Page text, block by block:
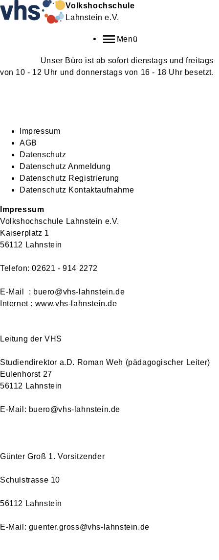
Volkshochschule
Lahnstein e.V.
Menü
Unser Büro ist ab sofort dienstags und freitags
von 10 - 12 Uhr und donnerstags von 16 - 18 Uhr besetzt.
Impressum
AGB
Datenschutz
Datenschutz Anmeldung
Datenschutz Registrierung
Datenschutz Kontaktaufnahme
Impressum
Volkshochschule Lahnstein e.V.
Kaiserplatz 1
56112 Lahnstein
Telefon: 02621 - 914 2272
E-Mail : buero@vhs-lahnstein.de
Internet : www.vhs-lahnstein.de
Leitung der VHS
Studiendirektor a.D. Roman Weh (pädagogischer Leiter)
Eulenhorst 27
56112 Lahnstein
E-Mail: buero@vhs-lahnstein.de
Günter Groß 1. Vorsitzender
Schulstrasse 10
56112 Lahnstein
E-Mail: guenter.gross@vhs-lahnstein.de